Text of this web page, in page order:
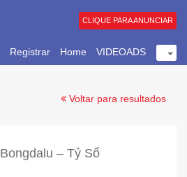
Registrar Home VIDEOADS
CLIQUE PARA ANUNCIAR
Voltar para resultados
Bongdalu – Tỷ Số